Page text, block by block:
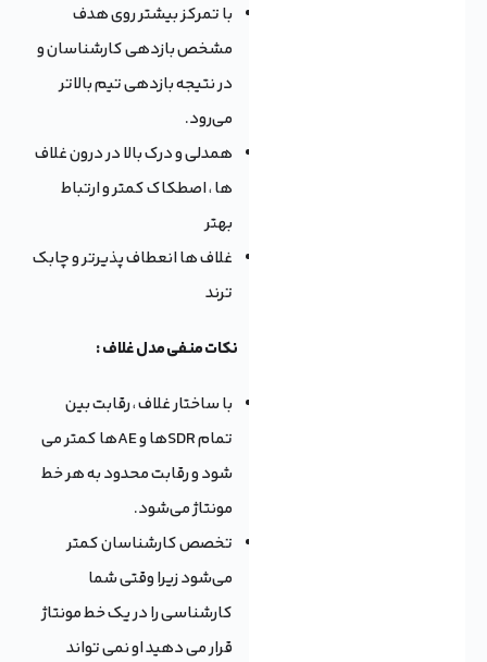
با تمرکز بیشتر روی هدف
مشخص بازدهی کارشناسان و
در نتیجه بازدهی تیم بالاتر
می‌رود.
همدلی و درک بالا در درون غلاف
ها ، اصطکاک کمتر و ارتباط
بهتر
غلاف ها انعطاف پذیرتر و چابک
ترند
نکات منفی مدل غلاف :
با ساختار غلاف ، رقابت بین
تمام SDRها و AEها کمتر می
شود و رقابت محدود به هر خط
مونتاژ می‌شود.
تخصص کارشناسان کمتر
می‌شود زیرا وقتی شما
کارشناسی را در یک خط مونتاژ
قرار می دهید او نمی تواند